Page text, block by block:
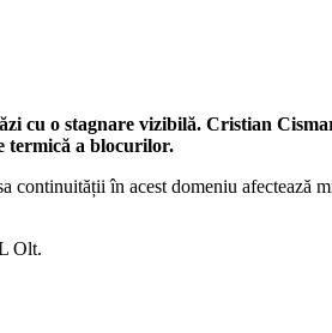
cu o stagnare vizibilă. Cristian
termică a blocurilor.
în acest domeniu afectează
Olt.